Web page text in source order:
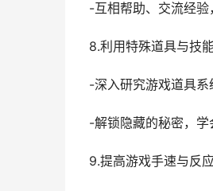
-互相帮助、交流经
8.利用特殊道具与技
-深入研究游戏道具
-解锁隐藏的秘密，
9.提高游戏手速与反